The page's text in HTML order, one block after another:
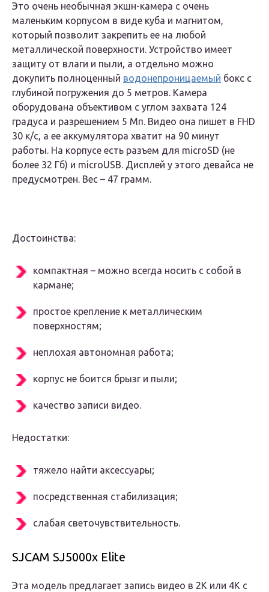
Это очень необычная экшн-камера с очень
маленьким корпусом в виде куба и магнитом,
который позволит закрепить ее на любой
металлической поверхности. Устройство имеет
защиту от влаги и пыли, а отдельно можно
докупить полноценный водонепроницаемый бокс с
глубиной погружения до 5 метров. Камера
оборудована объективом с углом захвата 124
градуса и разрешением 5 Мп. Видео она пишет в FHD
30 к/с, а ее аккумулятора хватит на 90 минут
работы. На корпусе есть разъем для microSD (не
более 32 Гб) и microUSB. Дисплей у этого девайса не
предусмотрен. Вес – 47 грамм.
Достоинства:
компактная – можно всегда носить с собой в
кармане;
простое крепление к металлическим
поверхностям;
неплохая автономная работа;
корпус не боится брызг и пыли;
качество записи видео.
Недостатки:
тяжело найти аксессуары;
посредственная стабилизация;
слабая светочувствительность.
SJCAM SJ5000x Elite
Эта модель предлагает запись видео в 2K или 4K с